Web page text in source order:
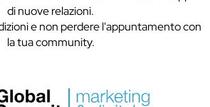
di nuove relazioni.
e non perdere l'appuntamento con
la tua community.